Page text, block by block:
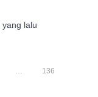
yang lalu
… 136